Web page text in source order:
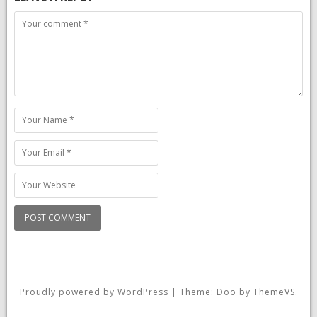
Comment
Name
Email
Website
Proudly powered by WordPress | Theme: Doo by ThemeVS.